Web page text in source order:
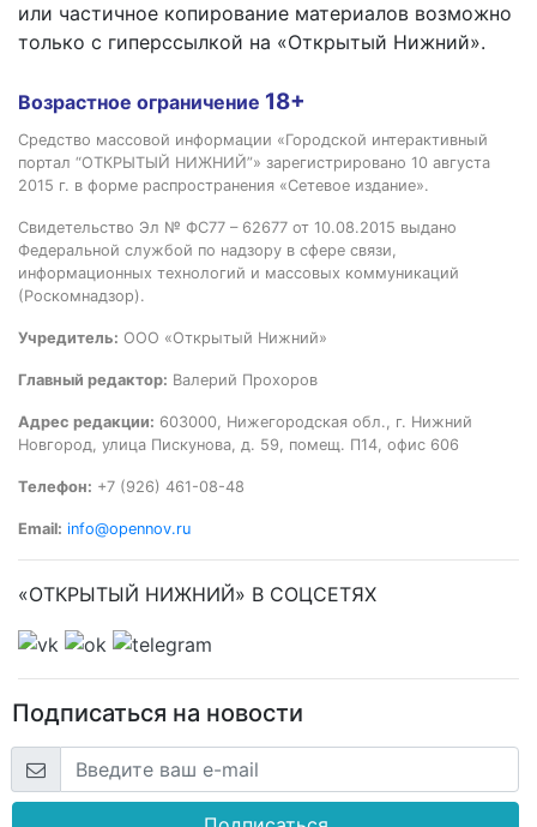
или частичное копирование материалов возможно
только с гиперссылкой на «Открытый Нижний».
Возрастное ограничение 18+
Средство массовой информации «Городской интерактивный
портал “ОТКРЫТЫЙ НИЖНИЙ”» зарегистрировано 10 августа
2015 г. в форме распространения «Сетевое издание».
Свидетельство Эл № ФС77 – 62677 от 10.08.2015 выдано
Федеральной службой по надзору в сфере связи,
информационных технологий и массовых коммуникаций
(Роскомнадзор).
Учредитель: ООО «Открытый Нижний»
Главный редактор: Валерий Прохоров
Адрес редакции: 603000, Нижегородская обл., г. Нижний
Новгород, улица Пискунова, д. 59, помещ. П14, офис 606
Телефон: +7 (926) 461-08-48
Email: info@opennov.ru
«ОТКРЫТЫЙ НИЖНИЙ» В СОЦСЕТЯХ
Подписаться на новости